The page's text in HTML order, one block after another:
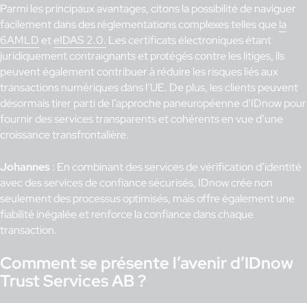
Parmi les principaux avantages, citons la possibilité de naviguer
facilement dans des réglementations complexes telles que la
6AMLD eteIDAS 2.0. Les certificats électroniques étant
juridiquement contraignants et protégés contre les litiges, ils
peuvent également contribuer à réduire les risques liés aux
transactions numériques dans l’UE. De plus, les clients peuvent
désormais tirer parti de l’approche paneuropéenne d’IDnow pour
fournir des services transparents et cohérents en vue d’une
croissance transfrontalière.
Johannes : En combinant des services de vérification d’identité
avec des services de confiance sécurisés, IDnow crée non
seulement des processus optimisés, mais offre également une
fiabilité inégalée et renforce la confiance dans chaque
transaction.
Comment se présente l’avenir d’IDnow
Trust Services AB ?